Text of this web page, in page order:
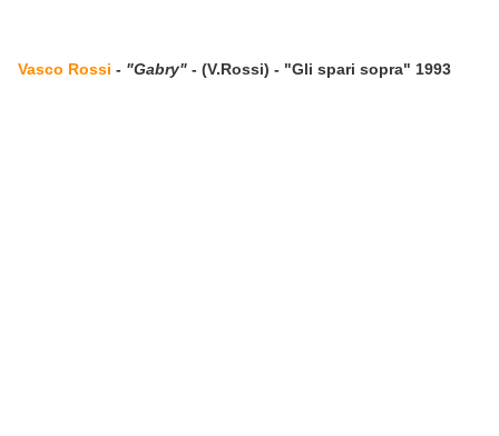
Vasco Rossi - "Gabry" - (V.Rossi) - "Gli spari sopra" 1993